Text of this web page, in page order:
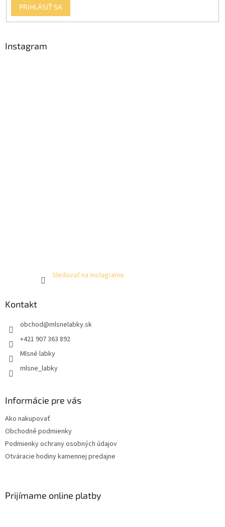
PRIHLÁSIŤ SA
Instagram
Sledovať na Instagrame
Kontakt
obchod@mlsnelabky.sk
+421 907 363 892
Mlsné labky
mlsne_labky
Informácie pre vás
Ako nakupovať
Obchodné podmienky
Podmienky ochrany osobných údajov
Otváracie hodiny kamennej predajne
Prijímame online platby